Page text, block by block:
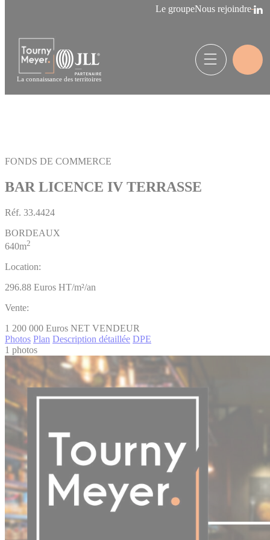
Le groupeNous rejoindre
La connaissance des territoires
FONDS DE COMMERCE
BAR LICENCE IV TERRASSE
Réf. 33.4424
BORDEAUX
640m2
Location:
296.88 Euros HT/m²/an
Vente:
1 200 000 Euros NET VENDEUR
Photos Plan Description détaillée DPE
1 photos